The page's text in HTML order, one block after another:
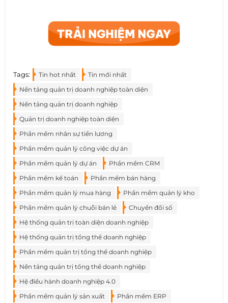
Tags: Tin hot nhất
Tin mới nhất
Nền tảng quản trị doanh nghiệp toàn diện
Nền tảng quản trị doanh nghiệp
Quản trị doanh nghiệp toàn diện
Phần mềm nhân sự tiền lương
Phần mềm quản lý công việc dự án
Phần mềm quản lý dự án
Phần mềm CRM
Phần mềm kế toán
Phần mềm bán hàng
Phần mềm quản lý mua hàng
Phần mềm quản lý kho
Phần mềm quản lý chuỗi bán lẻ
Chuyển đổi số
Hệ thống quản trị toàn diện doanh nghiệp
Hệ thống quản trị tổng thể doanh nghiệp
Phần mềm quản trị tổng thể doanh nghiệp
Nền tảng quản trị tổng thể doanh nghiệp
Hệ điều hành doanh nghiệp 4.0
Phần mềm quản lý sản xuất
Phần mềm ERP